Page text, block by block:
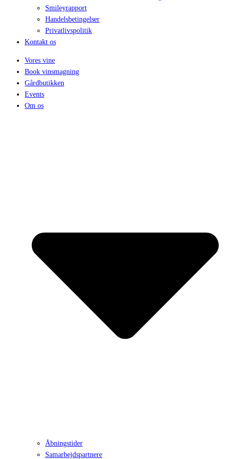
Smileyrapport
Handelsbetingelser
Privatlivspolitik
Kontakt os
Vores vine
Book vinsmagning
Gårdbutikken
Events
Om os
Åbningstider
Samarbejdspartnere